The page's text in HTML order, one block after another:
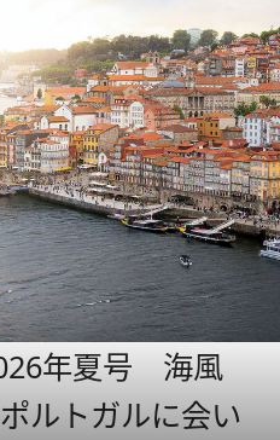
年夏号 海風
ルトガルに会い